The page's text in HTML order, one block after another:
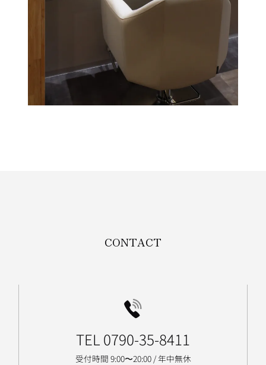
お問い合わせ・資料請求
TEL 0790-35-8411
受付時間 9:00〜20:00 / 年中無休